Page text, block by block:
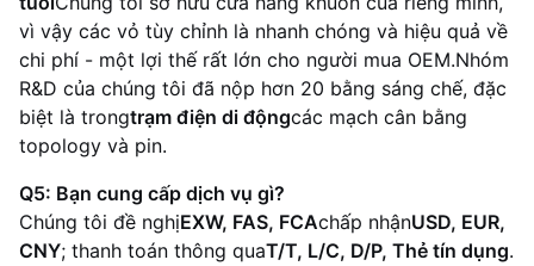
vì vậy các vỏ tùy chỉnh là nhanh chóng và hiệu quả về
chi phí - một lợi thế rất lớn cho người mua OEM.Nhóm
R&D của chúng tôi đã nộp hơn 20 bằng sáng chế, đặc
biệt là trongtrạm điện di độngcác mạch cân bằng
topology và pin.
Q5: Bạn cung cấp dịch vụ gì?
Chúng tôi đề nghịEXW, FAS, FCAchấp nhậnUSD, EUR,
CNY; thanh toán thông quaT/T, L/C, D/P, Thẻ tín dụng.